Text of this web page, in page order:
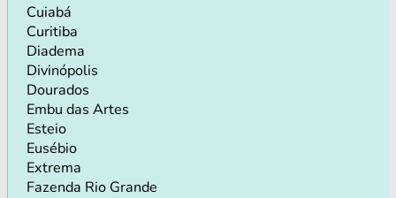
Cuiabá
Curitiba
Diadema
Divinópolis
Dourados
Embu das Artes
Esteio
Eusébio
Extrema
Fazenda Rio Grande